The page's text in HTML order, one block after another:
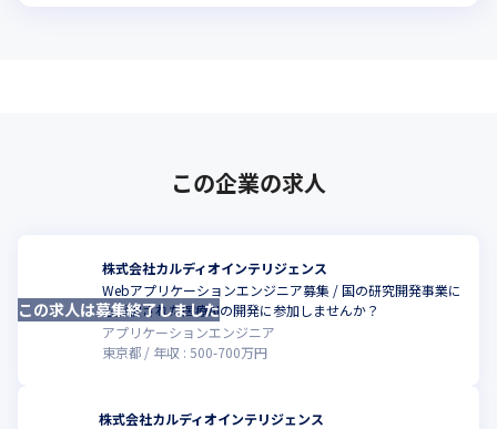
この企業の求人
株式会社カルディオインテリジェンス
Webアプリケーションエンジニア募集 / 国の研究開発事業に
も採択された医療AIの開発に参加しませんか？
アプリケーションエンジニア
東京都
年収 : 500-700万円
この求人は募集終了しました
株式会社カルディオインテリジェンス